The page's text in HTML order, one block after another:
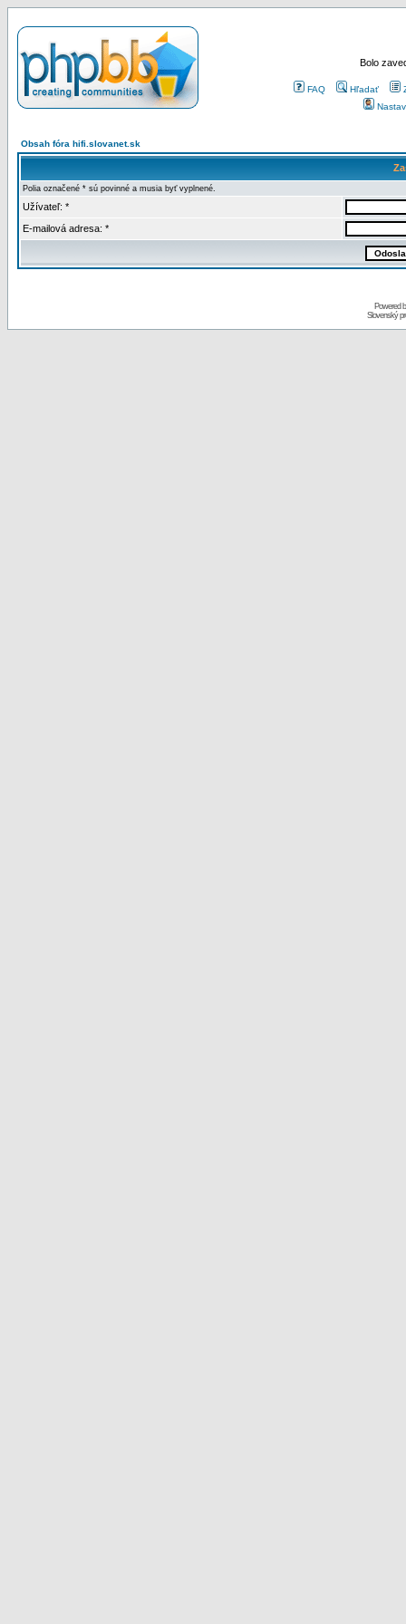
Bolo
FAQ Hľadať
Obsah fóra hifi.slovanet.sk
Polia označené * sú povinné a musia byť vyplnené.
Užívateľ: *
E-mailová adresa: *
Powered
Slovenský